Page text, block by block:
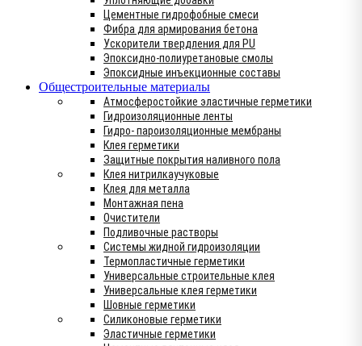
Цементные гидрофобные смеси
Фибра для армирования бетона
Ускорители твердления для PU
Эпоксидно-полиуретановые смолы
Эпоксидные инъекционные составы
Общестроительные материалы
Атмосферостойкие эластичные герметики
Гидроизоляционные ленты
Гидро- пароизоляционные мембраны
Клея герметики
Защитные покрытия наливного пола
Клея нитрилкаучуковые
Клея для металла
Монтажная пена
Очистители
Подливочные растворы
Системы жидной гидроизоляции
Термопластичные герметики
Универсальные строительные клея
Универсальные клея герметики
Шовные герметики
Силиконовые герметики
Эластичные герметики